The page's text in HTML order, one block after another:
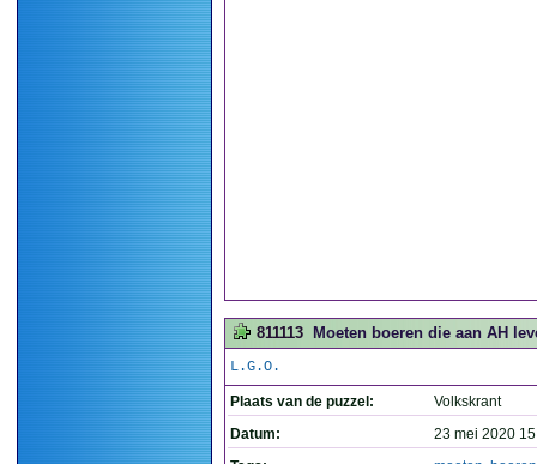
811113 Moeten boeren die aan AH
L.G.O.
Plaats van de puzzel:
Volkskrant
Datum:
23 mei 2020